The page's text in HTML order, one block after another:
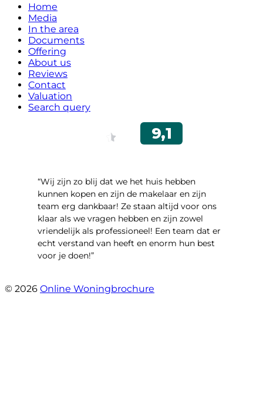
Home
Media
In the area
Documents
Offering
About us
Reviews
Contact
Valuation
Search query
“Wij zijn zo blij dat we het huis hebben
kunnen kopen en zijn de makelaar en zijn
team erg dankbaar! Ze staan altijd voor ons
klaar als we vragen hebben en zijn zowel
vriendelijk als professioneel! Een team dat er
echt verstand van heeft en enorm hun best
voor je doen!”
© 2026 Online Woningbrochure